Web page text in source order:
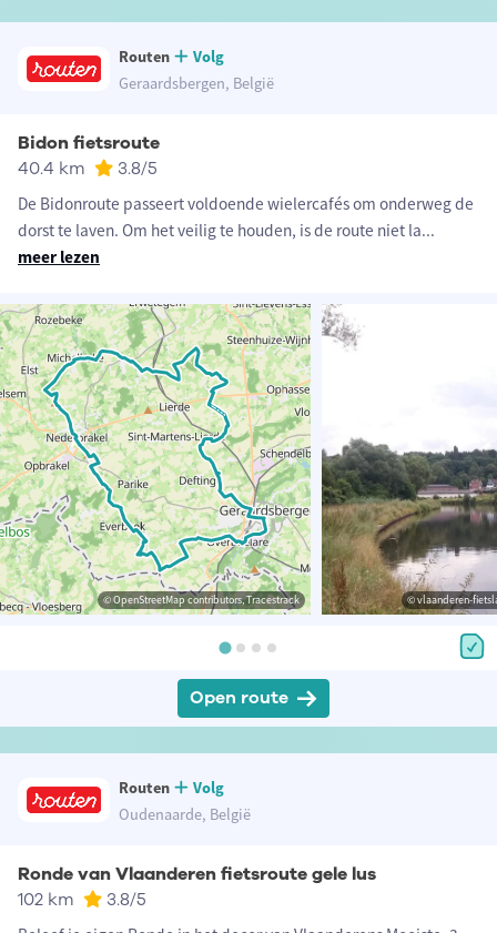
Routen
Volg
Geraardsbergen, België
Bidon fietsroute
40.4 km 3.8/5
De Bidonroute passeert voldoende wielercafés om onderweg de
dorst te laven. Om het veilig te houden, is de route niet la...
meer lezen
© OpenStreetMap contributors, Tracestrack © vlaanderen-
Open route
Routen
Volg
Oudenaarde, België
Ronde van Vlaanderen fietsroute gele lus
102 km 3.8/5